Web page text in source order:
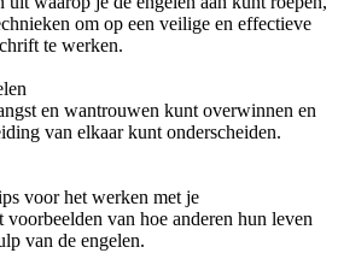
om op een veilige en effectieve
te werken.
en wantrouwen kunt overwinnen en
van elkaar kunt onderscheiden.
voor het werken met je
voorbeelden van hoe anderen hun leven
van de engelen.